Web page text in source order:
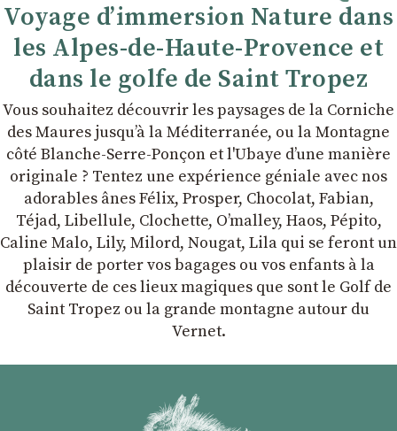
Voyage d’immersion Nature dans
les Alpes-de-Haute-Provence et
dans le golfe de Saint Tropez
Vous souhaitez découvrir les paysages de la Corniche
des Maures jusqu’à la Méditerranée, ou la Montagne
côté Blanche-Serre-Ponçon et l'Ubaye dʼune manière
originale ? Tentez une expérience géniale avec nos
adorables ânes Félix, Prosper, Chocolat, Fabian,
Téjad, Libellule, Clochette, Oʼmalley, Haos, Pépito,
Caline Malo, Lily, Milord, Nougat, Lila qui se feront un
plaisir de porter vos bagages ou vos enfants à la
découverte de ces lieux magiques que sont le Golf de
Saint Tropez ou la grande montagne autour du
Vernet.